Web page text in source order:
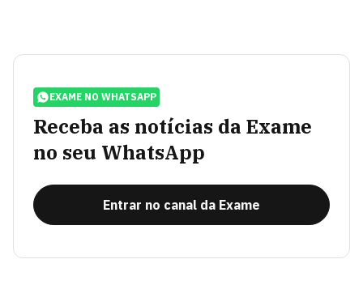
EXAME NO WHATSAPP
Receba as notícias da Exame
no seu WhatsApp
Entrar no canal da Exame